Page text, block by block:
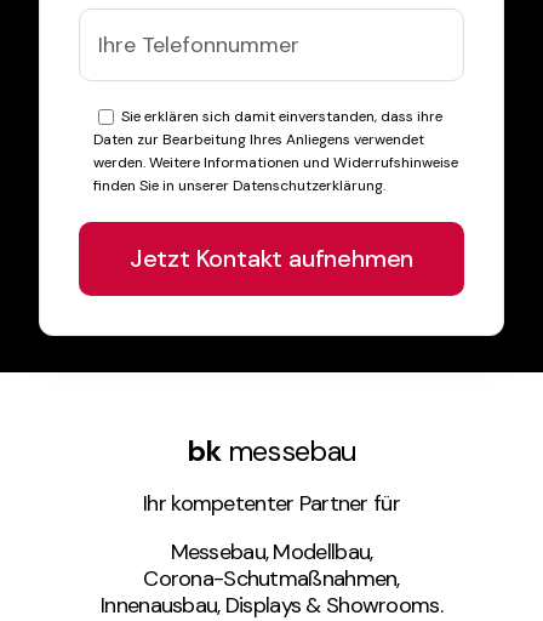
Sie erklären sich damit einverstanden, dass ihre
Daten zur Bearbeitung Ihres Anliegens verwendet
werden. Weitere Informationen und Widerrufshinweise
finden Sie in unserer Datenschutzerklärung.
bk messebau
Ihr kompetenter Partner für
Messebau, Modellbau,
Corona-Schutmaßnahmen,
Innenausbau, Displays & Showrooms.